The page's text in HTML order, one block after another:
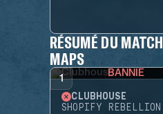
RÉSUMÉ DU MATCH
MAPS
1 BANNIE
CLUBHOUSE
SHOPIFY REBELLION